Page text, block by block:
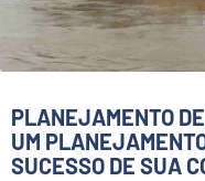
PLANEJAMENTO
UM
SUCESSO DE SUA